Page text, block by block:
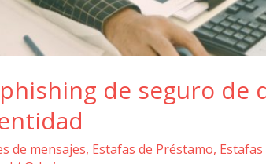
de seguro
de mensajes, Estafas de Préstamo,